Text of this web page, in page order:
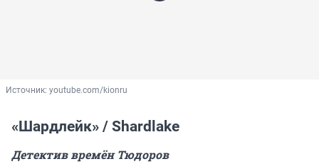
Источник: youtube.com/kionru
«Шардлейк» / Shardlake
Детектив времён Тюдоров